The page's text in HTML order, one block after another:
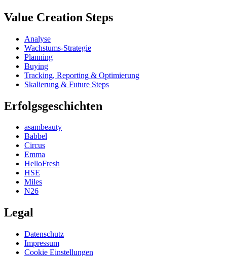
Value Creation Steps
Analyse
Wachstums-Strategie
Planning
Buying
Tracking, Reporting & Optimierung
Skalierung & Future Steps
Erfolgsgeschichten
asambeauty
Babbel
Circus
Emma
HelloFresh
HSE
Miles
N26
Legal
Datenschutz
Impressum
Cookie Einstellungen